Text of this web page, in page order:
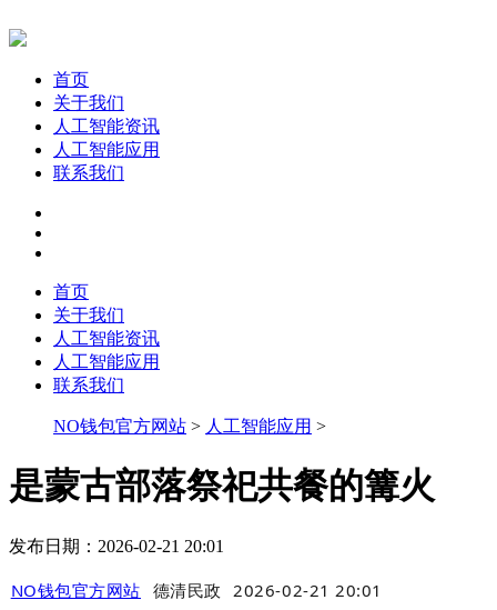
首页
关于我们
人工智能资讯
人工智能应用
联系我们
首页
关于我们
人工智能资讯
人工智能应用
联系我们
NO钱包官方网站 > 人工智能应用 >
是蒙古部落祭祀共餐的篝火
发布日期：2026-02-21 20:01
NO钱包官方网站 德清民政
2026-02-21 20:01